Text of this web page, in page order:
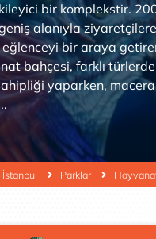
İstanbul Parklar
bir komplekstir.
alanıyla
bir araya
bahçesi, farklı
yaparken,